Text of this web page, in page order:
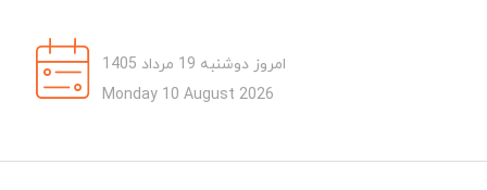
امروز دوشنبه 19 مرداد 1405
Monday 10 August 2026